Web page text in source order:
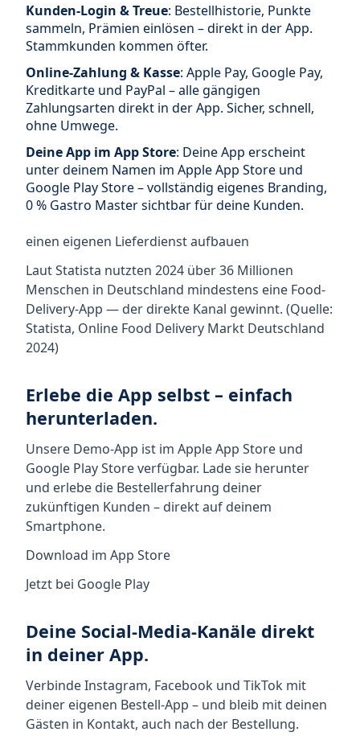
Kunden-Login & Treue: Bestellhistorie, Punkte
sammeln, Prämien einlösen – direkt in der App.
Stammkunden kommen öfter.
Online-Zahlung & Kasse: Apple Pay, Google Pay,
Kreditkarte und PayPal – alle gängigen
Zahlungsarten direkt in der App. Sicher, schnell,
ohne Umwege.
Deine App im App Store: Deine App erscheint
unter deinem Namen im Apple App Store und
Google Play Store – vollständig eigenes Branding,
0 % Gastro Master sichtbar für deine Kunden.
einen eigenen Lieferdienst aufbauen
Laut Statista nutzten 2024 über 36 Millionen
Menschen in Deutschland mindestens eine Food-
Delivery-App — der direkte Kanal gewinnt. (Quelle:
Statista, Online Food Delivery Markt Deutschland
2024)
Erlebe die App selbst – einfach
herunterladen.
Unsere Demo-App ist im Apple App Store und
Google Play Store verfügbar. Lade sie herunter
und erlebe die Bestellerfahrung deiner
zukünftigen Kunden – direkt auf deinem
Smartphone.
Download im App Store
Jetzt bei Google Play
Deine Social-Media-Kanäle direkt
in deiner App.
Verbinde Instagram, Facebook und TikTok mit
deiner eigenen Bestell-App – und bleib mit deinen
Gästen in Kontakt, auch nach der Bestellung.